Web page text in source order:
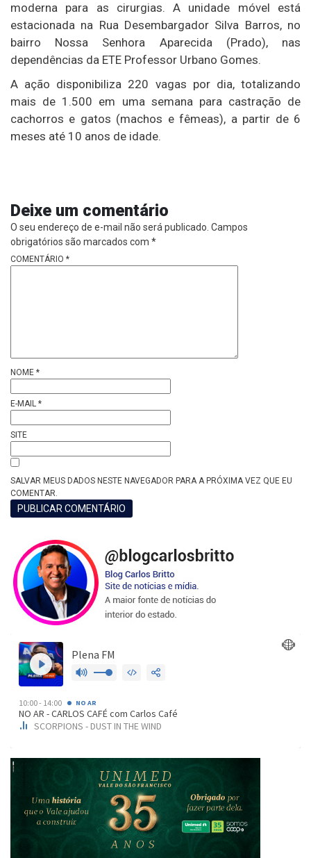
moderna para as cirurgias. A unidade móvel está
estacionada na Rua Desembargador Silva Barros, no
bairro Nossa Senhora Aparecida (Prado), nas
dependências da ETE Professor Urbano Gomes.
A ação disponibiliza 220 vagas por dia, totalizando
mais de 1.500 em uma semana para castração de
cachorros e gatos (machos e fêmeas), a partir de 6
meses até 10 anos de idade.
Deixe um comentário
O seu endereço de e-mail não será publicado. Campos
obrigatórios são marcados com *
COMENTÁRIO *
NOME *
E-MAIL *
SITE
SALVAR MEUS DADOS NESTE NAVEGADOR PARA A PRÓXIMA VEZ QUE EU
COMENTAR.